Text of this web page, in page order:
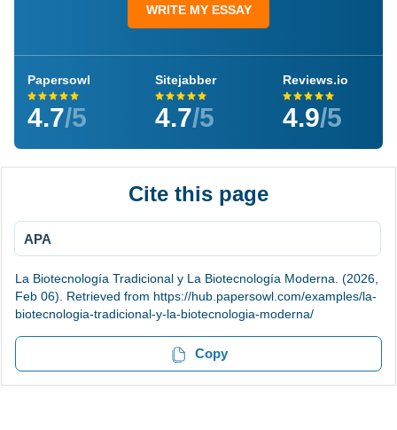
WRITE MY ESSAY
Papersowl
4.7/5
Sitejabber
4.7/5
Reviews.io
4.9/5
Cite this page
APA
La Biotecnología Tradicional y La Biotecnología Moderna. (2026,
Feb 06). Retrieved from https://hub.papersowl.com/examples/la-
biotecnologia-tradicional-y-la-biotecnologia-moderna/
Copy